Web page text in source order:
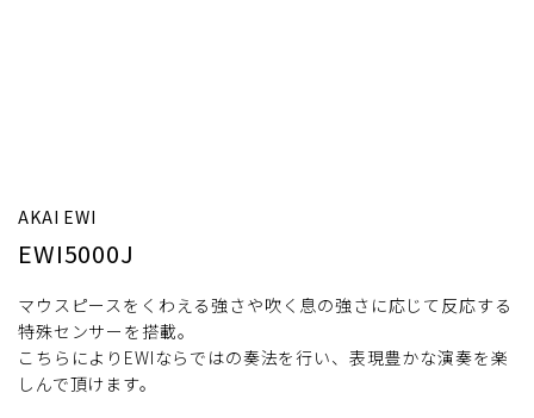
AKAI EWI
EWI5000J
マウスピースをくわえる強さや吹く息の強さに応じて反応する
特殊センサーを搭載。
こちらによりEWIならではの奏法を行い、表現豊かな演奏を楽
しんで頂けます。